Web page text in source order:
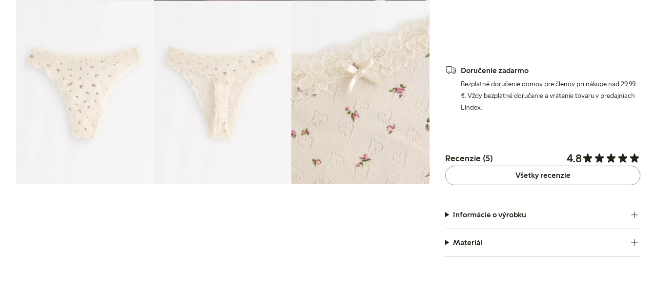
Doručenie zadarmo
Bezplatné doručenie domov pre členov pri nákupe nad 29,99
€. Vždy bezplatné doručenie a vrátenie tovaru v predajniach
Lindex.
Recenzie (5) 4.8
Všetky recenzie
Informácie o výrobku
Materiál